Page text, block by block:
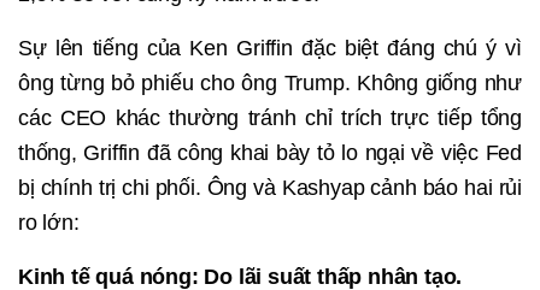
Sự lên tiếng của Ken Griffin đặc biệt đáng chú ý vì
ông từng bỏ phiếu cho ông Trump. Không giống như
các CEO khác thường tránh chỉ trích trực tiếp tổng
thống, Griffin đã công khai bày tỏ lo ngại về việc Fed
bị chính trị chi phối. Ông và Kashyap cảnh báo hai rủi
ro lớn:
Kinh tế quá nóng: Do lãi suất thấp nhân tạo.